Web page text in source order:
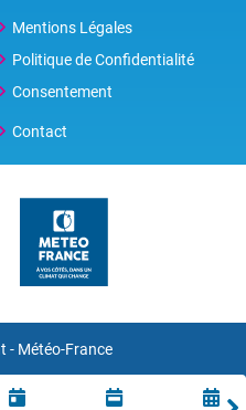
Mentions Légales
Politique de Confidentialité
Consentement
Contact
- Météo-France